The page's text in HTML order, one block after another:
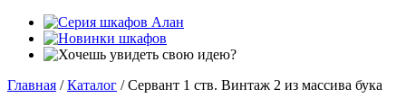
Главная / Каталог / Сервант 1 ств. Винтаж 2 из массива бука